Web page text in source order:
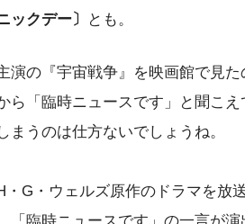
ックデー〕 とも。
演の『宇宙戦争』を映画館で見
ら「臨時ニュースです」と聞こ
まうのは仕方ないでしょうね。
・G・ウェルズ原作のドラマを放